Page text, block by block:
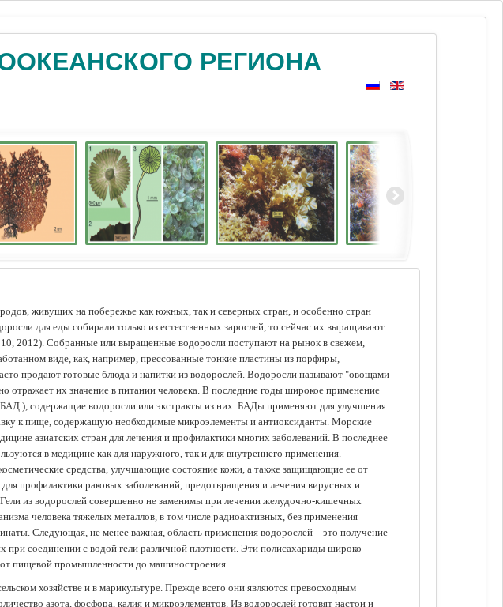
РЕГИОНА
живущих на побережье как южных, так и северных стран, и особенно стран
для еды собирали только из естественных зарослей, то сейчас их выращивают
2012). Собранные или выращенные водоросли поступают на рынок в свежем,
виде, как, например, прессованные тонкие пластины из порфиры,
продают готовые блюда и напитки из водорослей. Водоросли называют "овощами
отражает их значение в питании человека. В последние годы широкое применение
), содержащие водоросли или экстракты из них. БАДы применяют для улучшения
к пище, содержащую необходимые микроэлементы и антиоксиданты. Морские
азиатских стран для лечения и профилактики многих заболеваний. В последнее
в медицине как для наружного, так и для внутреннего применения.
средства, улучшающие состояние кожи, а также защищающие ее от
профилактики раковых заболеваний, предотвращения и лечения вирусных и
из водорослей совершенно не заменимы при лечении желудочно-кишечных
человека тяжелых металлов, в том числе радиоактивных, без применения
Следующая, не менее важная, область применения водорослей – это получение
при соединении с водой гели различной плотности. Эти полисахариды широко
от пищевой промышленности до машиностроения.
хозяйстве и в марикультуре. Прежде всего они являются превосходным
азота, фосфора, калия и микроэлементов. Из водорослей готовят настои и